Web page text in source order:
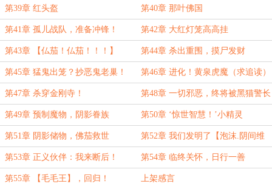
加更啊！）
第39章 红头盔 第40章 那叶佛国
第41章 孤儿战队，准备冲锋！ 第42章 大红灯笼高高挂
第43章 【仏茄！仏茄！！！】 第44章 杀出重围，摸尸发财
第45章 猛鬼出笼？抄恶鬼老巢！ 第46章 进化！黄泉虎魔（求追读）
第47章 杀穿金刚寺！ 第48章 一切邪恶，终将被黑猫警长
绳之以法！
第49章 预制魔物，阴影眷族 第50章 ‘惊世智慧！’小精灵
第51章 阴影储物，佛茄救世 第52章 我们发明了【泡沫.阴间维
度】！
第53章 正义伙伴：我来断后！ 第54章 临终关怀，日行一善
第55章 【毛毛王】，回归！ 上架感言